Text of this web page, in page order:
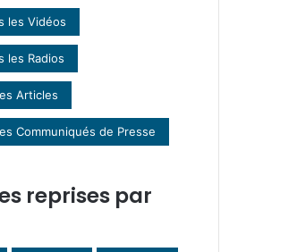
les Vidéos
les Radios
Articles
Communiqués de Presse
reprises par